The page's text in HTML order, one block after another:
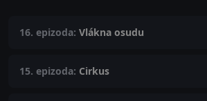
16. epizoda: Vlákna osudu
15. epizoda: Cirkus